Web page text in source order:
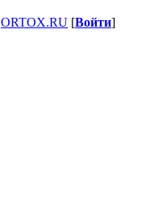
ORTOX.RU [Войти]